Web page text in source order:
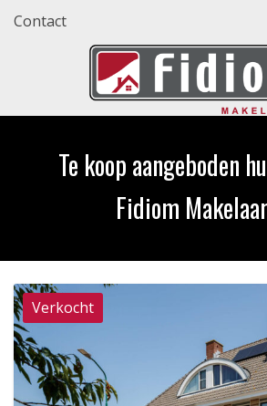
Contact
Te koop aangeboden
Fidiom